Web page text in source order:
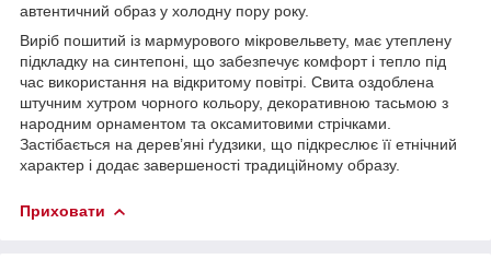
автентичний образ у холодну пору року.
Виріб пошитий із мармурового мікровельвету, має утеплену
підкладку на синтепоні, що забезпечує комфорт і тепло під
час використання на відкритому повітрі. Свита оздоблена
штучним хутром чорного кольору, декоративною тасьмою з
народним орнаментом та оксамитовими стрічками.
Застібається на дерев’яні ґудзики, що підкреслює її етнічний
характер і додає завершеності традиційному образу.
Приховати